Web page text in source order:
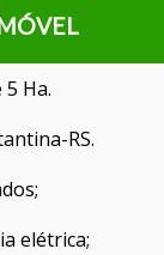
Ha.
RS.
elétrica;